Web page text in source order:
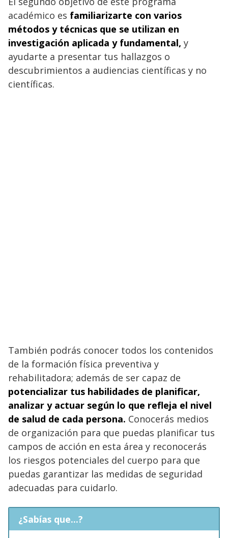
académico es familiarizarte con varios
métodos y técnicas que se utilizan en
investigación aplicada y fundamental, y
ayudarte a presentar tus hallazgos o
descubrimientos a audiencias científicas y no
científicas.
También podrás conocer todos los contenidos
de la formación física preventiva y
rehabilitadora; además de ser capaz de
potencializar tus habilidades de planificar,
analizar y actuar según lo que refleja el nivel
de salud de cada persona. Conocerás medios
de organización para que puedas planificar tus
campos de acción en esta área y reconocerás
los riesgos potenciales del cuerpo para que
puedas garantizar las medidas de seguridad
adecuadas para cuidarlo.
¿Sabías que...?